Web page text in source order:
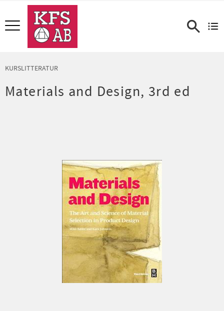
Meny
KURSLITTERATUR
Materials and Design, 3rd ed